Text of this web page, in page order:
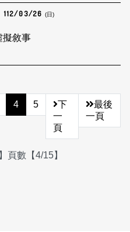
112/03/26 (日)
擬敘事
4 5
下
一
頁
最後
一頁
頁數【4/15】